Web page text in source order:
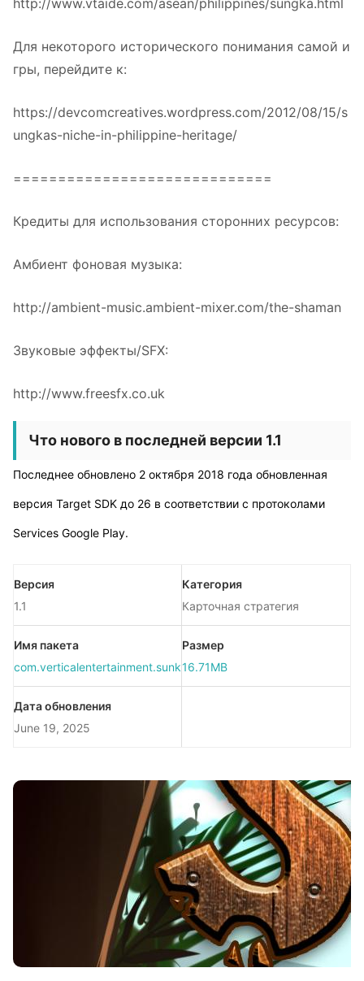
http://www.vtaide.com/asean/philippines/sungka.html
Для некоторого исторического понимания самой и
гры, перейдите к:
https://devcomcreatives.wordpress.com/2012/08/15/s
ungkas-niche-in-philippine-heritage/
=============================
Кредиты для использования сторонних ресурсов:
Амбиент фоновая музыка:
http://ambient-music.ambient-mixer.com/the-shaman
Звуковые эффекты/SFX:
http://www.freesfx.co.uk
Что нового в последней версии 1.1
Последнее обновлено 2 октября 2018 года обновленная
версия Target SDK до 26 в соответствии с протоколами
Services Google Play.
Версия
1.1
Категория
Карточная стратегия
Имя пакета
com.verticalentertainment.sunka
Размер
16.71MB
Дата обновления
June 19, 2025